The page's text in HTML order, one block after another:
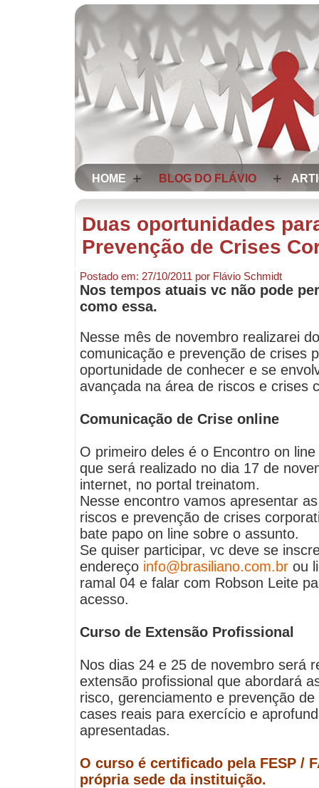
HOME + BLOG DO FLÁVIO +
Duas oportunidades
Prevenção de Crises
Postado em: 27/10/2011 por Flávio Schmidt
Nos tempos atuais vc não pode
como essa.
Nesse mês de novembro realizarei
comunicação e prevenção de crises
oportunidade de conhecer e se
avançada na área de riscos e crises
Comunicação de Crise online
O primeiro deles é o Encontro on
que será realizado no dia 17 de
internet, no portal treinatom.
Nesse encontro vamos apresentar
riscos e prevenção de crises
bate papo on line sobre o assunto.
Se quiser participar, vc deve se
endereço info@brasiliano.com.br ou
ramal 04 e falar com Robson Leite
acesso.
Curso de Extensão Profissional
Nos dias 24 e 25 de novembro será
extensão profissional que abordará
risco, gerenciamento e prevenção
cases reais para exercício e
apresentadas.
O curso é certificado pela FESP /
própria sede da instituição.